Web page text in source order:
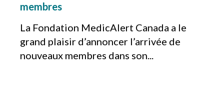
membres
La Fondation MedicAlert Canada a le
grand plaisir d’annoncer l’arrivée de
nouveaux membres dans son...